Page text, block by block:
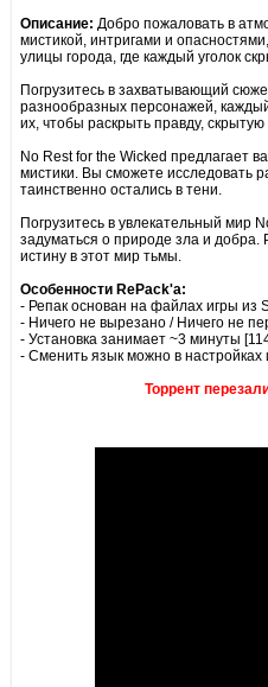
Описание: Добро пожаловать в
мистикой, интригами и
улицы города, где каждый уголок
Погрузитесь в захватывающий
разнообразных персонажей,
их, чтобы раскрыть правду, скрытую
No Rest for the Wicked предлагает
мистики. Вы сможете исследовать
таинственно остались в тени.
Погрузитесь в увлекательный мир
задуматься о природе зла и добра.
истину в этот мир тьмы.
Особенности RePack'a:
- Репак основан на файлах игры из
- Ничего не вырезано / Ничего не
- Установка занимает ~3 минуты
- Сменить язык можно в настройках
Торрент